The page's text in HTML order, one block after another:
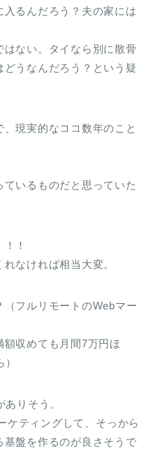
るんだろう？夫の家には
ない。タイなら別に散骨
どうなんだろう？という疑
現実的なココ数年のこと
いるものだと思っていた
！
なければ相当大変。
フルリモートのWebマー
収めても月間7万円ほ
りそう。
ティングして、そっから
盤を作るのが良さそうで